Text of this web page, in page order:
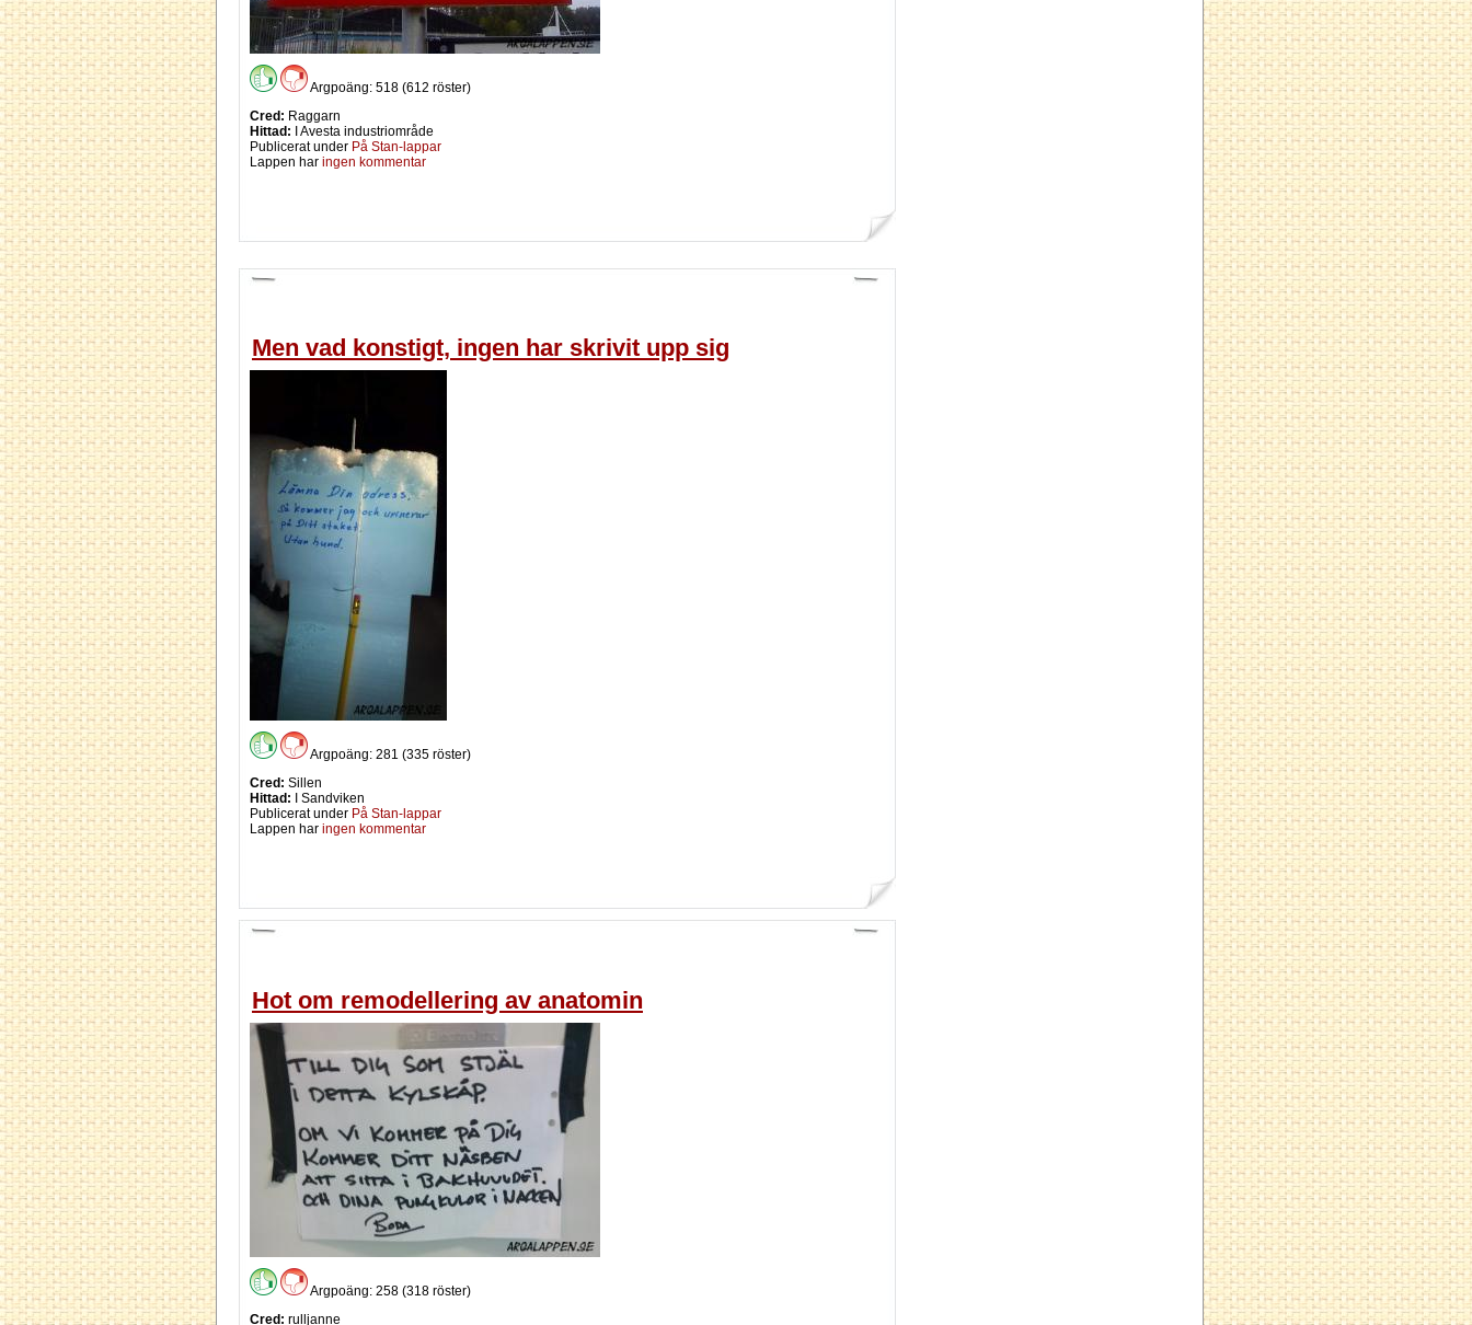
Argpoäng: 518 (612 röster)
Cred: Raggarn
Hittad: I Avesta industriområde
Publicerat under På Stan-lappar
Lappen har ingen kommentar
Men vad konstigt, ingen har skrivit upp sig
Argpoäng: 281 (335 röster)
Cred: Sillen
Hittad: I Sandviken
Publicerat under På Stan-lappar
Lappen har ingen kommentar
Hot om remodellering av anatomin
Argpoäng: 258 (318 röster)
Cred: rulljanne